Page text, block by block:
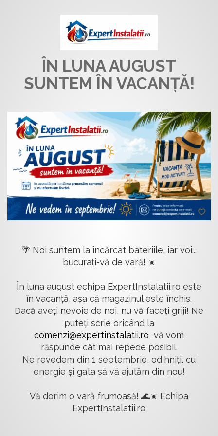
ÎN LUNA AUGUST
SUNTEM ÎN VACANȚĂ!
🌴 Noi suntem la încărcat bateriile, iar voi...
bucurați-vă de vară! ☀️
În luna august echipa ExpertInstalatii.ro este
în vacanță, așa că magazinul este închis.
Dacă aveți nevoie de noi, nu vă faceți griji! Ne
puteți scrie oricând la
comenzi@expertinstalatii.ro vă vom
răspunde cât mai repede posibil.
Ne revedem din 1 septembrie, odihniți, cu
energie și gata să vă ajutăm din nou!
Vă dorim o vară frumoasă! 🌊☀️ Echipa
ExpertInstalatii.ro